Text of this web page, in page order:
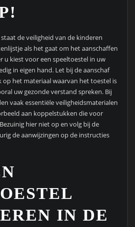
de veiligheid van de kinderen
als het gaat om het aanschaffen
u kiest voor een speeltoestel in uw
in eigen hand. Let bij de aanschaf
op het materiaal waarvan het toestel is
uw gezonde verstand spreken. Bij
vaak essentiële veiligheidsmaterialen
aan koppelstukken die voor
hier niet op en volg bij de
de aanwijzingen op de instructies
IN DE